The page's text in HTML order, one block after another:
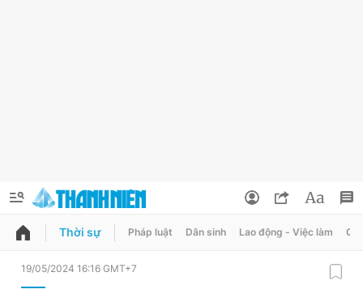
QUẢNG CÁO
Thời sự Pháp luật Dân sinh Lao động - Việc làm
19/05/2024 16:16 GMT+7